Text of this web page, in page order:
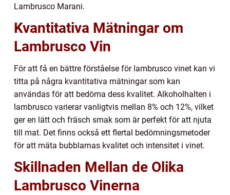
Lambrusco Marani.
Kvantitativa Mätningar om
Lambrusco Vin
För att få en bättre förståelse för lambrusco vinet kan vi
titta på några kvantitativa mätningar som kan
användas för att bedöma dess kvalitet. Alkoholhalten i
lambrusco varierar vanligtvis mellan 8% och 12%, vilket
ger en lätt och fräsch smak som är perfekt för att njuta
till mat. Det finns också ett flertal bedömningsmetoder
för att mäta bubblarnas kvalitet och intensitet i vinet.
Skillnaden Mellan de Olika
Lambrusco Vinerna